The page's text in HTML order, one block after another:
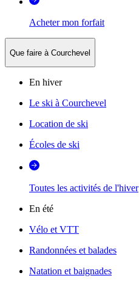
Acheter mon forfait
Que faire à Courchevel
En hiver
Le ski à Courchevel
Location de ski
Écoles de ski
Toutes les activités de l'hiver
En été
Vélo et VTT
Randonnées et balades
Natation et baignades